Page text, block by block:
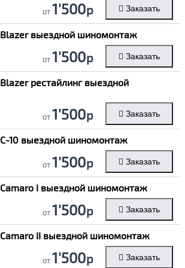
от1'500р Заказать
Blazer выездной шиномонтаж
от1'500р Заказать
Blazer рестайлинг выездной
от1'500р Заказать
C-10 выездной шиномонтаж
от1'500р Заказать
Camaro I выездной шиномонтаж
от1'500р Заказать
Camaro II выездной шиномонтаж
от1'500р Заказать